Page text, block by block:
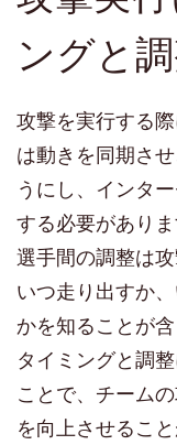
ングと
攻撃を実行する
は動きを同期さ
うにし、インタ
する必要がありま
選手間の調整は
いつ走り出すか
かを知ることが含
タイミングと調
ことで、チーム
を向上させるこ